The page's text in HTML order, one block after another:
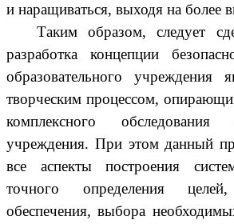
и наращиваться, выходя на более
Таким образом, следует
разработка концепции
образовательного учреждения
творческим процессом,
комплексного обследования
учреждения. При этом данный
все аспекты построения
точного определения
обеспечения, выбора